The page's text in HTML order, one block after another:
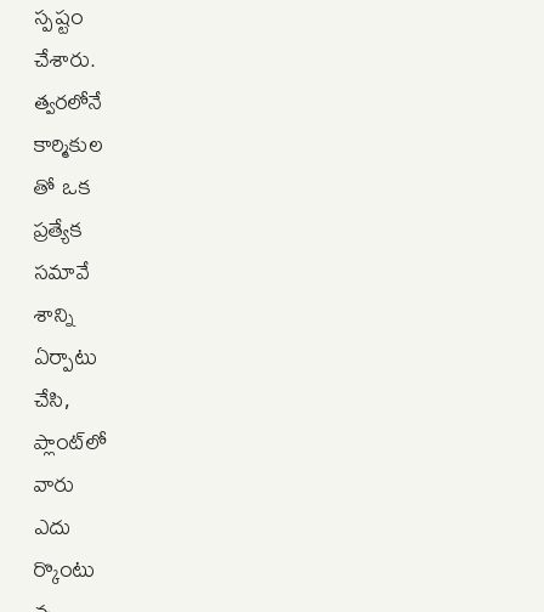
స్పష్టం
చేశారు.
త్వరలోనే
కార్మికుల
తో ఒక
ప్రత్యేక
సమావే
శాన్ని
ఏర్పాటు
చేసి,
ప్లాంట్‌లో
వారు
ఎదు
ర్కొంటు